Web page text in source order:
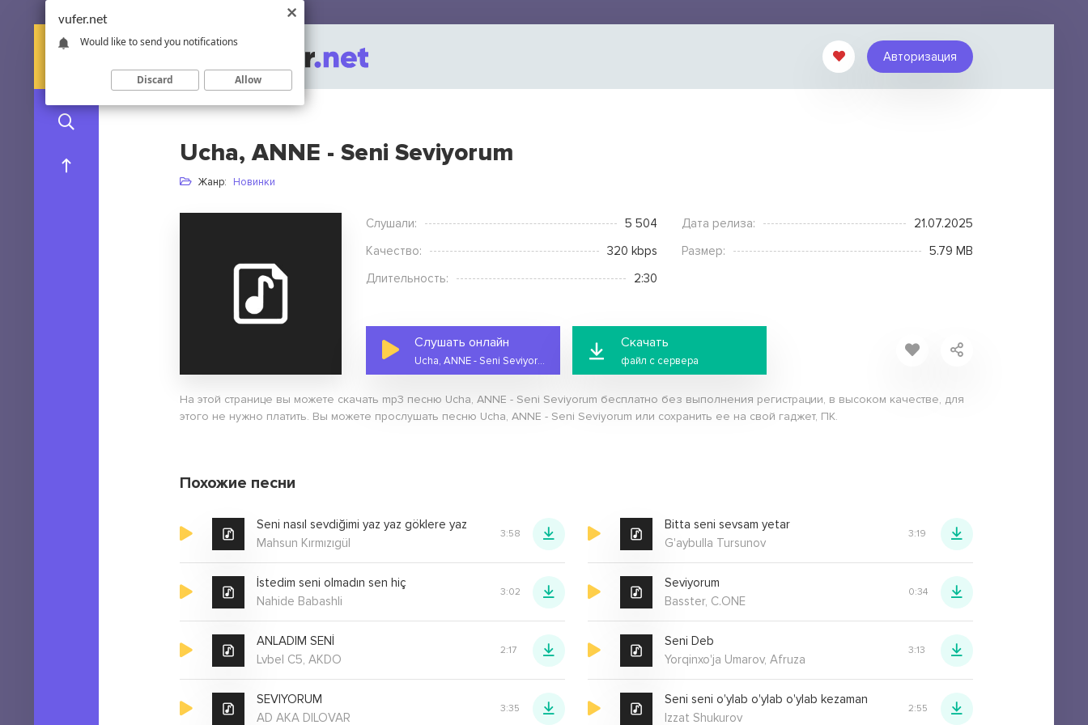
Авторизация
Ucha, ANNE - Seni Seviyorum
Жанр: Новинки
Слушали: 5 504 Дата релиза:
21.07.2025
Качество:
320 kbps Размер:
5.79 MB
Длительность:
2:30
Слушать онлайн
Ucha, ANNE - Seni Seviyorum
Скачать
файл с сервера
На этой странице вы можете скачать mp3 песню Ucha, ANNE - Seni Seviyorum бесплатно без выполнения регистрации, в высоком качестве, для
этого не нужно платить. Вы можете прослушать песню Ucha, ANNE - Seni Seviyorum или сохранить ее на свой гаджет, ПК.
Похожие песни
Seni nasıl sevdiğimi yaz yaz göklere yaz
Mahsun Kırmızıgül
3:58
Bitta seni sevsam yetar
G'aybulla Tursunov
3:19
İstedim seni olmadın sen hiç
Nahide Babashli
3:02
Seviyorum
Basster, C.ONE
0:34
ANLADIM SENİ
Lvbel C5, AKDO
2:17
Seni Deb
Yorqinxo'ja Umarov, Afruza
3:13
SEVIYORUM
AD AKA DILOVAR
3:35
Seni seni o'ylab o'ylab o'ylab kezaman
Izzat Shukurov
2:55
vufer.net
Would like to send you notifications
Discard Allow